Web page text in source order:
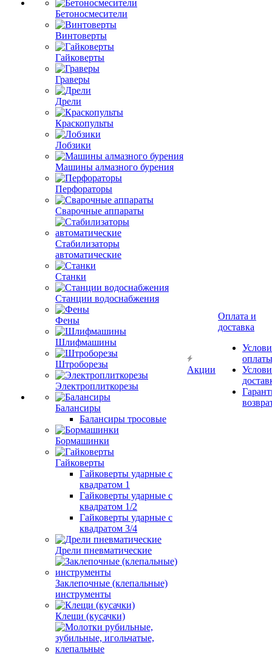
Бетоносмесители
Винтоверты
Гайковерты
Граверы
Дрели
Краскопульты
Лобзики
Машины алмазного бурения
Перфораторы
Сварочные аппараты
Стабилизаторы
автоматические
Станки
Станции водоснабжения
Фены
Шлифмашины
Штроборезы
Электроплиткорезы
Балансиры
Балансиры тросовые
Бормашинки
Гайковерты
Гайковерты ударные с
квадратом 1
Гайковерты ударные с
квадратом 1/2
Гайковерты ударные с
квадратом 3/4
Дрели пневматические
Заклепочные (клепальные)
инструменты
Клещи (кусачки)
Акции
Оплата и
доставка
оплаты